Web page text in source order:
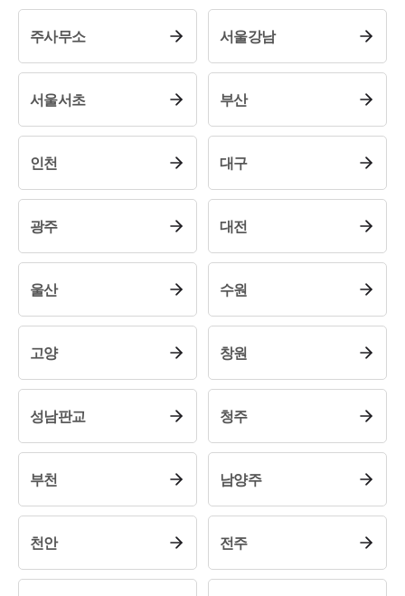
주사무소 서울강남
서울서초 부산
인천 대구
광주 대전
울산 수원
고양 창원
성남판교 청주
부천 남양주
천안 전주